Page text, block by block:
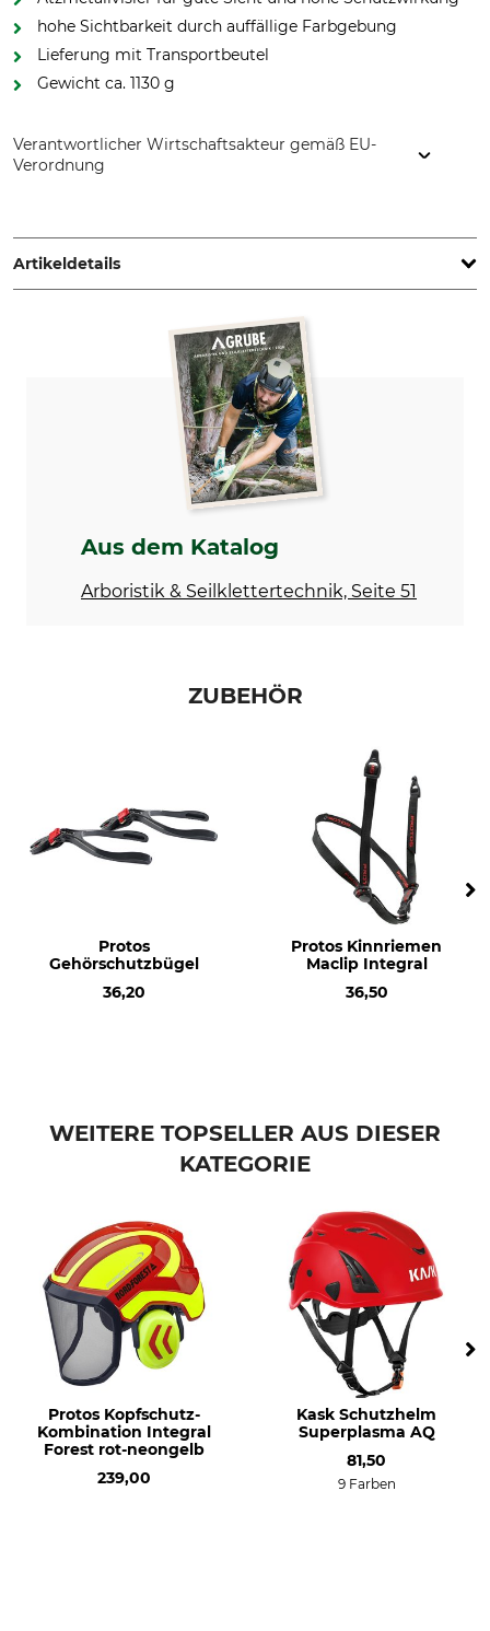
hohe Sichtbarkeit durch auffällige Farbgebung
Lieferung mit Transportbeutel
Gewicht ca. 1130 g
Verantwortlicher Wirtschaftsakteur gemäß EU-
Verordnung
www.protos.at
Artikeldetails
Marke
Protos
Produkttyp
Kopfschutz-Kombination
Modellbezeichnung
Integral Arborist rot-
neongelb
Kopfumfang
54-62 cm
Aus dem Katalog
Arboristik & Seilklettertechnik, Seite 51
ZUBEHÖR
Protos
Gehörschutzbügel
36,20
Protos Kinnriemen
Maclip Integral
36,50
WEITERE TOPSELLER AUS DIESER
KATEGORIE
Protos Kopfschutz-
Kombination Integral
Forest rot-neongelb
239,00
Kask Schutzhelm
Superplasma AQ
81,50
9 Farben